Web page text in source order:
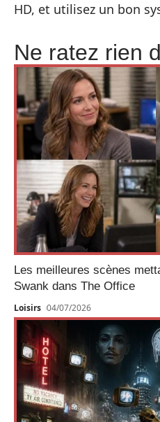
HD, et utilisez un bon
Ne ratez rien
Les meilleures scènes
Swank dans The Office
Loisirs 04/07/2026